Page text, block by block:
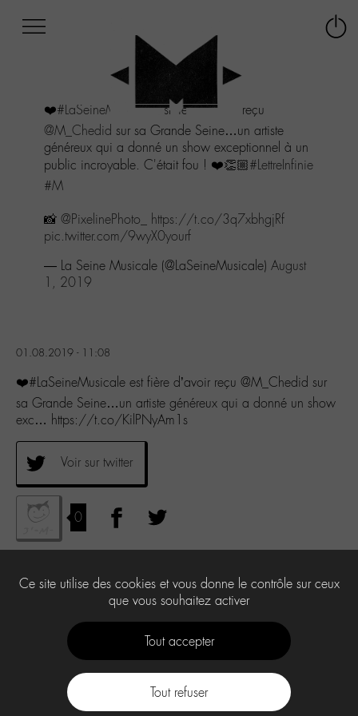
menu
Aller
contenu
recherche
❤️#LaSeineMusicaleest fière d'avoir reçu
@M_Chedid sur sa Grande Seine…un artiste
généreux qui a donné un show exceptionnel à un
public incroyable. C'était fou ! ❤️👏🏼#LettreInfinie
#M
📸 @PixelinePhoto_
https://t.co/3q7xbhgjRf
pic.twitter.com/9wyX0yourf
— La Seine Musicale (@LaSeineMusicale) August
1, 2019
01.08.2019 - 11:08
❤️#LaSeineMusicale est fière d’avoir reçu @M_Chedid sur
sa Grande Seine…un artiste généreux qui a donné un show
exc… https://t.co/KilPNyAm1s
Voir sur twitter
0
Ce site utilise des cookies et vous donne le contrôle sur ceux
que vous souhaitez activer
Tout accepter
Tout refuser